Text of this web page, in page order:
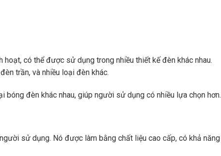
có thể được sử dụng trong nhiều thiết kế đèn khác nhau.
trần, và nhiều loại đèn khác.
đèn khác nhau, giúp người sử dụng có nhiều lựa chọn hơn.
sử dụng. Nó được làm bằng chất liệu cao cấp, có khả năng